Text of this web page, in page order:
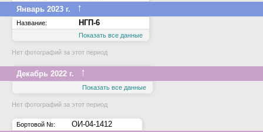
Январь 2023 г.
↑
Название: НГП-6
Показать все данные
Нет фотографий за этот период
Декабрь 2022 г. ↑
Показать все данные
Нет фотографий за этот период
Бортовой №: ОИ-04-1412